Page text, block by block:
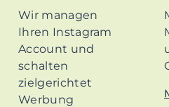
Wir managen
Ihren Instagram
Account und
schalten
zielgerichtet
Werbung